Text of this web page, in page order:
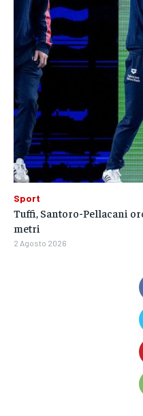
Sport
Tuffi, Santoro-Pellacani
metri
2 Agosto 2026